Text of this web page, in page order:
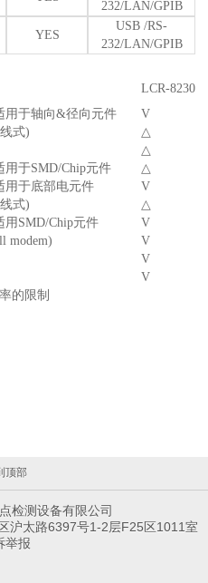
232/LAN/GPIB
YES
USB /RS-
232/LAN/GPIB
LCR-8230
用于轴向&径向元件 V
式) △
△
于SMD/Chip元件 △
用于底部电元件 V
式) △
用SMD/Chip元件 V
modem) V
V
V
的限制
顶部
检测设备有限公司
沪太路6397号1-2层F25区1011室
举报